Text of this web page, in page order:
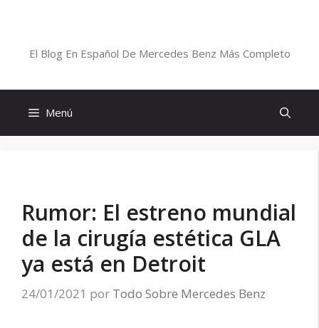
El Blog En Español De Mercedes Benz Más Completo
Menú
Rumor: El estreno mundial
de la cirugía estética GLA
ya está en Detroit
24/01/2021 por Todo Sobre Mercedes Benz